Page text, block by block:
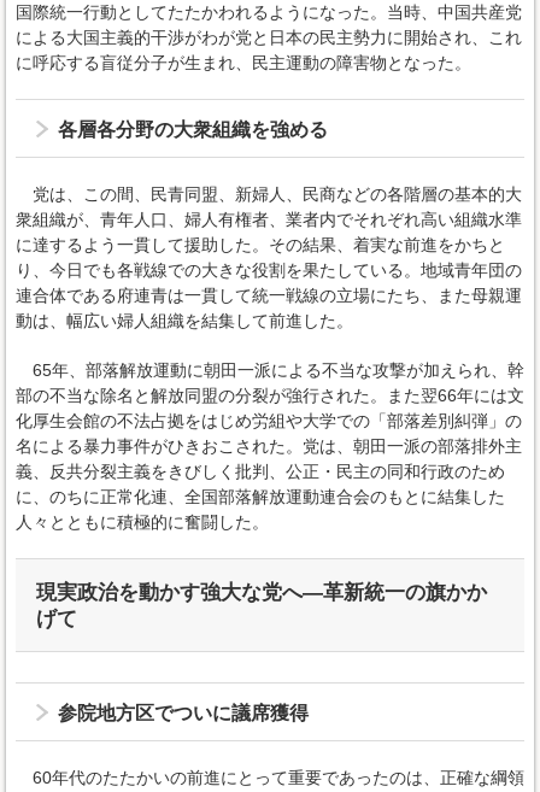
国際統一行動としてたたかわれるようになった。当時、中国共産党
による大国主義的干渉がわが党と日本の民主勢力に開始され、これ
に呼応する盲従分子が生まれ、民主運動の障害物となった。
各層各分野の大衆組織を強める
党は、この間、民青同盟、新婦人、民商などの各階層の基本的大
衆組織が、青年人口、婦人有権者、業者内でそれぞれ高い組織水準
に達するよう一貫して援助した。その結果、着実な前進をかちと
り、今日でも各戦線での大きな役割を果たしている。地域青年団の
連合体である府連青は一貫して統一戦線の立場にたち、また母親運
動は、幅広い婦人組織を結集して前進した。
65年、部落解放運動に朝田一派による不当な攻撃が加えられ、幹
部の不当な除名と解放同盟の分裂が強行された。また翌66年には文
化厚生会館の不法占拠をはじめ労組や大学での「部落差別糾弾」の
名による暴力事件がひきおこされた。党は、朝田一派の部落排外主
義、反共分裂主義をきびしく批判、公正・民主の同和行政のため
に、のちに正常化連、全国部落解放運動連合会のもとに結集した
人々とともに積極的に奮闘した。
現実政治を動かす強大な党へ―革新統一の旗かか
げて
参院地方区でついに議席獲得
60年代のたたかいの前進にとって重要であったのは、正確な綱領